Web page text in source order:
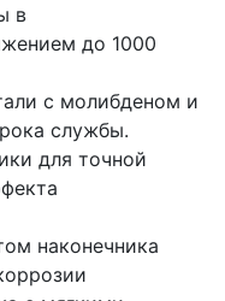
в
до 1000
с молибденом и
службы.
для точной
наконечника